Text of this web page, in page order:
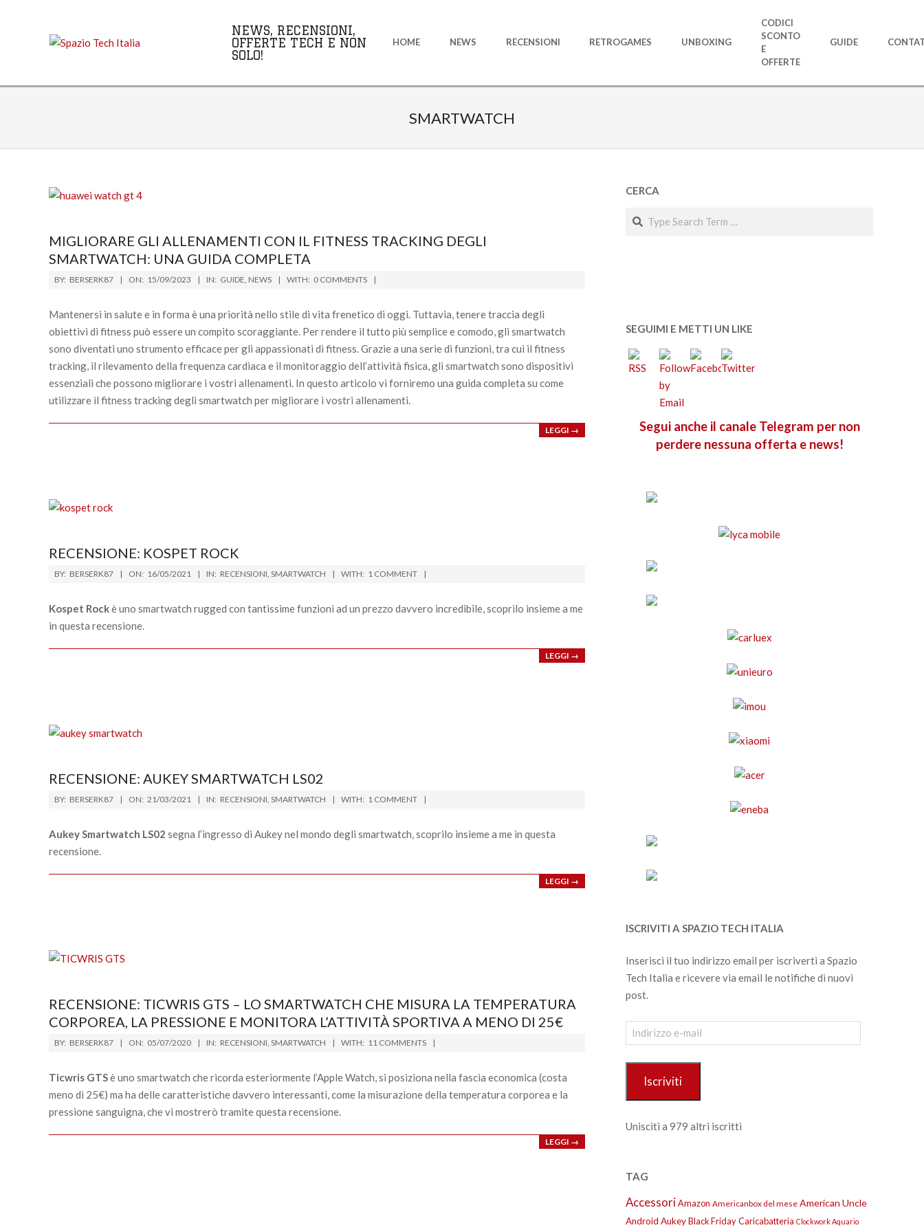
NEWS, RECENSIONI,
OFFERTE TECH E NON
SOLO!
Menu
HOME NEWS RECENSIONI RETROGAMES UNBOXING
CODICI
SCONTO
E
OFFERTE
GUIDE
SMARTWATCH
MIGLIORARE GLI ALLENAMENTI CON IL FITNESS TRACKING DEGLI
SMARTWATCH: UNA GUIDA COMPLETA
2023-
15
BY: BERSERK87 ON: 15/09/2023 IN: GUIDE, NEWS WITH: 0 COMMENTS
Mantenersi in salute e in forma è una priorità nello stile di vita frenetico di oggi. Tuttavia, tenere traccia degli
obiettivi di fitness può essere un compito scoraggiante. Per rendere il tutto più semplice e comodo, gli smartwatch
sono diventati uno strumento efficace per gli appassionati di fitness. Grazie a una serie di funzioni, tra cui il fitness
tracking, il rilevamento della frequenza cardiaca e il monitoraggio dell’attività fisica, gli smartwatch sono dispositivi
essenziali che possono migliorare i vostri allenamenti. In questo articolo vi forniremo una guida completa su come
utilizzare il fitness tracking degli smartwatch per migliorare i vostri allenamenti.
LEGGI →
RECENSIONE: KOSPET ROCK
2021-
16
BY: BERSERK87 ON: 16/05/2021 IN: RECENSIONI, SMARTWATCH WITH: 1 COMMENT
Kospet Rockè uno smartwatch rugged con tantissime funzioni ad un prezzo davvero incredibile, scoprilo insieme a me
in questa recensione.
LEGGI →
RECENSIONE: AUKEY SMARTWATCH LS02
2021-
21
BY: BERSERK87 ON: 21/03/2021 IN: RECENSIONI, SMARTWATCH WITH: 1 COMMENT
Aukey Smartwatch LS02 segna l’ingresso di Aukey nel mondo degli smartwatch, scoprilo insieme a me in questa
recensione.
LEGGI →
RECENSIONE: TICWRIS GTS – LO SMARTWATCH CHE MISURA LA TEMPERATURA
CORPOREA, LA PRESSIONE E MONITORA L’ATTIVITÀ SPORTIVA A MENO DI 25€
2020-
05
BY: BERSERK87 ON: 05/07/2020 IN: RECENSIONI, SMARTWATCH WITH: 11 COMMENTS
Ticwris GTSè uno smartwatch che ricorda esteriormente l’Apple Watch, si posiziona nella fascia economica (costa
meno di 25€) ma ha delle caratteristiche davvero interessanti, come la misurazione della temperatura corporea e la
pressione sanguigna, che vi mostrerò tramite questa recensione.
LEGGI →
CERCA
Search
SEGUIMI E METTI UN LIKE
Segui anche il canale Telegram per non
perdere nessuna offerta e news!
ISCRIVITI A SPAZIO TECH ITALIA
Inserisci il tuo indirizzo email per iscriverti a Spazio
Tech Italia e ricevere via email le notifiche di nuovi
post.
Indirizzo
e-
Iscriviti
Unisciti a 979 altri iscritti
TAG
AccessoriAmazon Americanbox del mese American Uncle
Android AukeyBlack FridayCaricabatteria Clockwork Aquario